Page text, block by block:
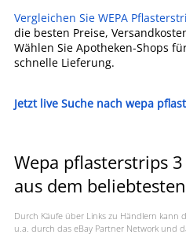
Vergleichen Sie WEPA
die besten Preise,
Wählen Sie Apotheken-Shops
schnelle Lieferung.
Jetzt live Suche nach wepa
Wepa pflasterstrips
aus dem
Durch Käufe über Links zu Händlern kann
u.a. durch das eBay Partner Network und